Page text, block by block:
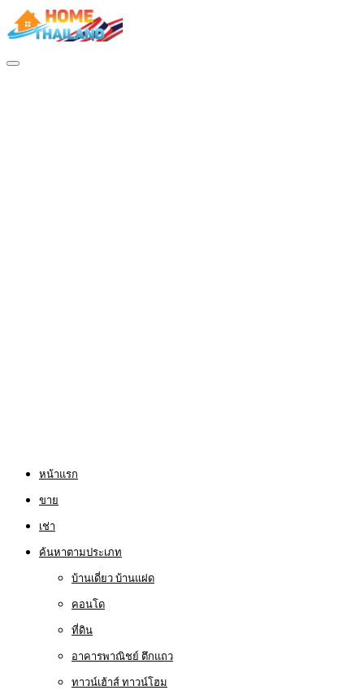
หน้าแรก
ขาย
เช่า
ค้นหาตามประเภท
บ้านเดี่ยว บ้านแฝด
คอนโด
ที่ดิน
อาคารพาณิชย์ ตึกแถว
ทาวน์เฮ้าส์ ทาวน์โฮม